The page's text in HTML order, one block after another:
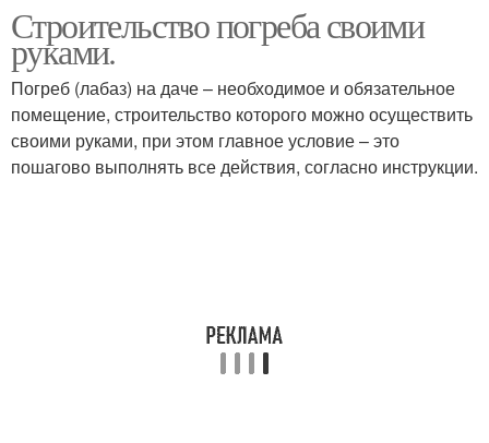
Строительство погреба своими
руками.
Погреб (лабаз) на даче – необходимое и обязательное
помещение, строительство которого можно осуществить
своими руками, при этом главное условие – это
пошагово выполнять все действия, согласно инструкции.